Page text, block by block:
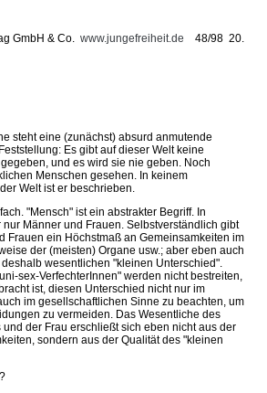
GmbH & Co. www.jungefreiheit.de 48/98 20.
steht eine (zunächst) absurd anmutende
Es gibt auf dieser Welt keine
und es wird sie nie geben. Noch
Menschen gesehen. In keinem
Welt ist er beschrieben.
"Mensch" ist ein abstrakter Begriff. In
Männer und Frauen. Selbstverständlich gibt
Frauen ein Höchstmaß an Gemeinsamkeiten im
der (meisten) Organe usw.; aber eben auch
wesentlichen "kleinen Unterschied".
sex-VerfechterInnen" werden nicht bestreiten,
ist, diesen Unterschied nicht nur im
im gesellschaftlichen Sinne zu beachten, um
zu vermeiden. Das Wesentliche des
der Frau erschließt sich eben nicht aus der
sondern aus der Qualität des "kleinen